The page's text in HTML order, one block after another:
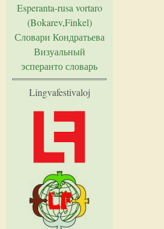
Esperanta-rusa vortaro
(Bokarev,Finkel)
Словари Кондратьева
Визуальный
эсперанто словарь
Lingvafestivaloj